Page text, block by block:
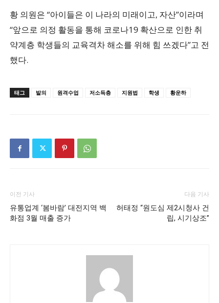
황 의원은 “아이들은 이 나라의 미래이고, 자산”이라며
“앞으로 의정 활동을 통해 코로나19 확산으로 인한 취
약계층 학생들의 교육격차 해소를 위해 힘 쓰겠다”고 전
했다.
태그 발의 원격수업 저소득층 지원법 학생 황운하
이전 기사
유통업계 ‘봄바람’ 대전지역 백
화점 3월 매출 증가
다음 기사
허태정 “원도심 제2시청사 건
립, 시기상조”